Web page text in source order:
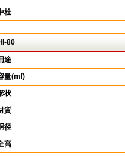
栓
80
途
量(ml)
状
質
径
高